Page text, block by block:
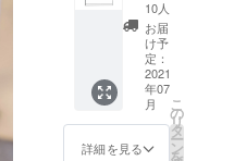
1枚、
adult1
枚】 サ
イズ
kids
70.80.9
0.100.1
10.120
adult
10人
お届
け予
定：
2021
年07
月
詳細を見る
こ
の
リ
タ
ー
ン
を